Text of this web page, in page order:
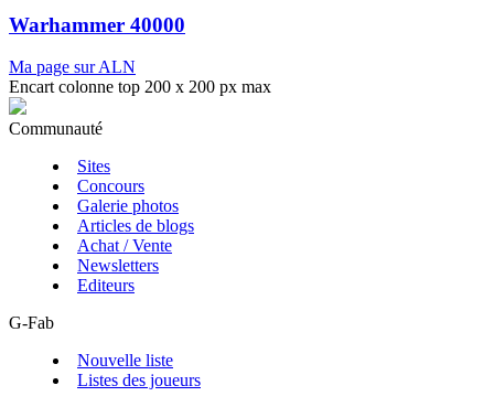
Warhammer 40000
Ma page sur ALN
Encart colonne top 200 x 200 px max
Communauté
Sites
Concours
Galerie photos
Articles de blogs
Achat / Vente
Newsletters
Editeurs
G-Fab
Nouvelle liste
Listes des joueurs